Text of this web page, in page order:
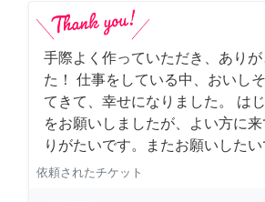
手際よく作っていただき、あり
た！ 仕事をしている中、おいし
てきて、幸せになりました。 は
をお願いしましたが、よい方に
りがたいです。またお願いしたい
依頼されたチケット